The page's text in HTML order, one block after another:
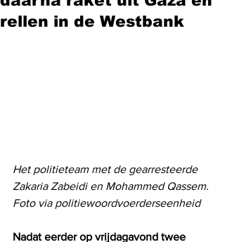
rellen in de Westbank
Het politieteam met de gearresteerde
Zakaria Zabeidi en Mohammed Qassem.
Foto via politiewoordvoerderseenheid
Nadat eerder op vrijdagavond twee